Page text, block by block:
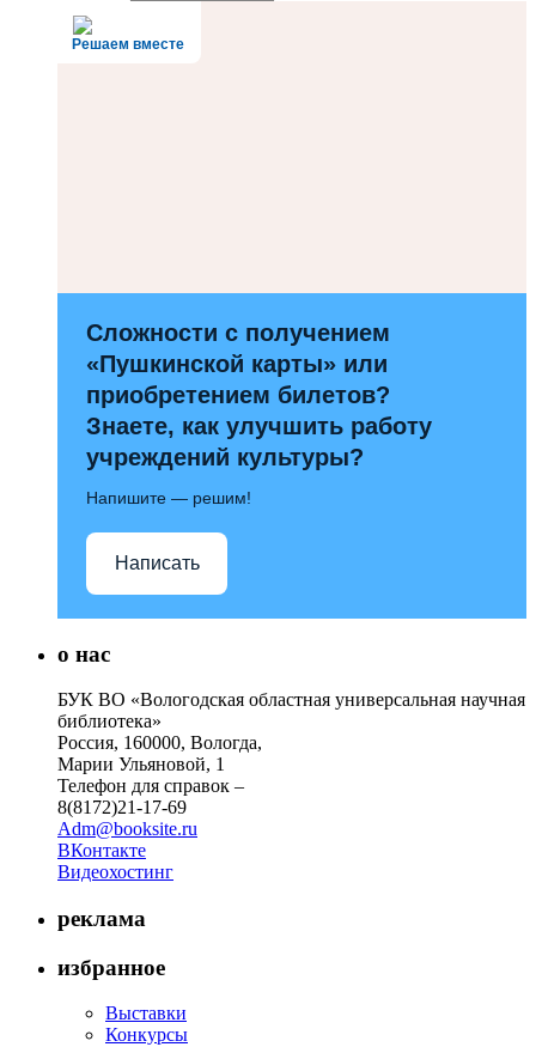
Решаем вместе
Сложности с получением
«Пушкинской карты» или
приобретением билетов?
Знаете, как улучшить работу
учреждений культуры?
Напишите — решим!
Написать
о нас
БУК ВО «Вологодская областная универсальная научная
библиотека»
Россия, 160000, Вологда,
Марии Ульяновой, 1
Телефон для справок –
8(8172)21-17-69
Adm@booksite.ru
ВКонтакте
Видеохостинг
реклама
избранное
Выставки
Конкурсы